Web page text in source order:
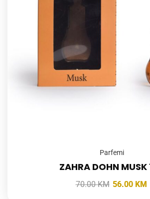
Parfemi
ZAHRA DOHN MUSK
70.00KM 56.00 KM